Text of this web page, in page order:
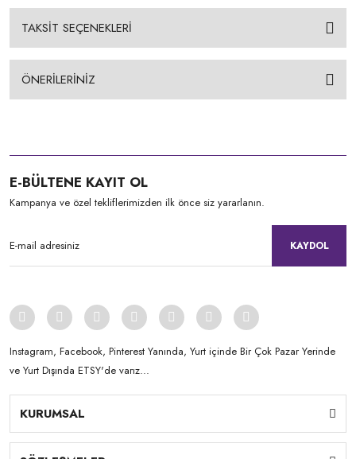
TAKSİT SEÇENEKLERİ
ÖNERİLERİNİZ
E-BÜLTENE KAYIT OL
Kampanya ve özel tekliflerimizden ilk önce siz yararlanın.
KAYDOL
Instagram, Facebook, Pinterest Yanında, Yurt içinde Bir Çok Pazar Yerinde
ve Yurt Dışında ETSY'de varız...
KURUMSAL